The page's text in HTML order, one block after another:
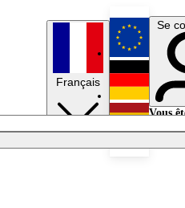
Français
English
Deutsch
Se
Vous